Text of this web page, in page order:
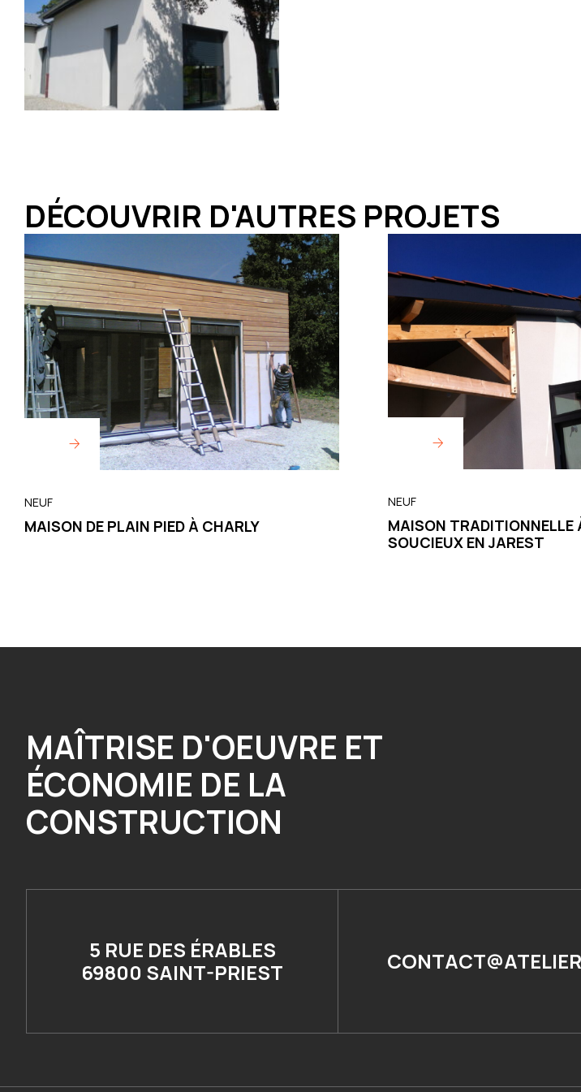
DÉCOUVRIR D'AUTRES PROJETS
NEUF
MAISON DE PLAIN PIED À CHARLY
NEUF
MAISON TRADITIONNELLE
SOUCIEUX EN JAREST
MAÎTRISE D'OEUVRE ET
ÉCONOMIE DE LA
CONSTRUCTION
5 RUE DES ÉRABLES
69800 SAINT-PRIEST